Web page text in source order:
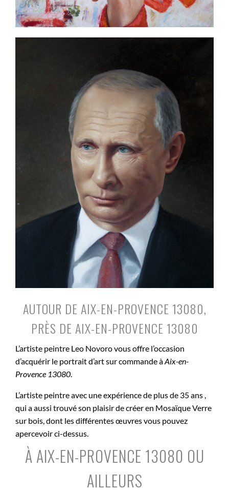
AUTOUR DE AIX-EN-PROVENCE 13080,
PRÈS DE AIX-EN-PROVENCE 13080
L’artiste peintre Leo Novoro vous offre l’occasion
d’acquérir le portrait d’art sur commande àAix-en-
Provence 13080.
L’artiste peintre avec une expérience de plus de 35 ans ,
qui a aussi trouvé son plaisir de créer en Mosaïque Verre
sur bois, dont les différentes œuvres vous pouvez
apercevoir ci-dessus.
À AIX-EN-PROVENCE 13080 OU
AILLEURS